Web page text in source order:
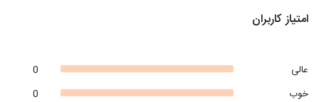
امتیاز کاربران
0
عالی
0
خوب